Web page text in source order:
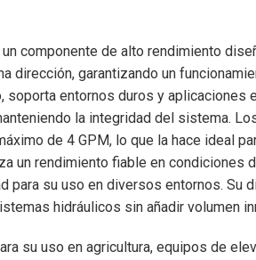
componente de alto rendimiento
dirección, garantizando un
entornos duros y aplicaciones
la integridad del sistema.
de 4 GPM, lo que la hace ideal
un rendimiento fiable en condiciones
su uso en diversos entornos. Su
hidráulicos sin añadir volumen
su uso en agricultura, equipos de